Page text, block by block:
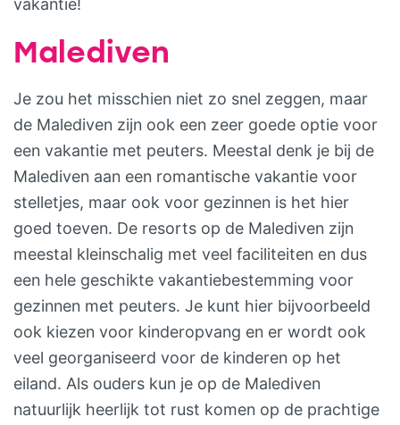
vakantie!
Malediven
Je zou het misschien niet zo snel zeggen, maar
de Malediven zijn ook een zeer goede optie voor
een vakantie met peuters. Meestal denk je bij de
Malediven aan een romantische vakantie voor
stelletjes, maar ook voor gezinnen is het hier
goed toeven. De resorts op de Malediven zijn
meestal kleinschalig met veel faciliteiten en dus
een hele geschikte vakantiebestemming voor
gezinnen met peuters. Je kunt hier bijvoorbeeld
ook kiezen voor kinderopvang en er wordt ook
veel georganiseerd voor de kinderen op het
eiland. Als ouders kun je op de Malediven
natuurlijk heerlijk tot rust komen op de prachtige